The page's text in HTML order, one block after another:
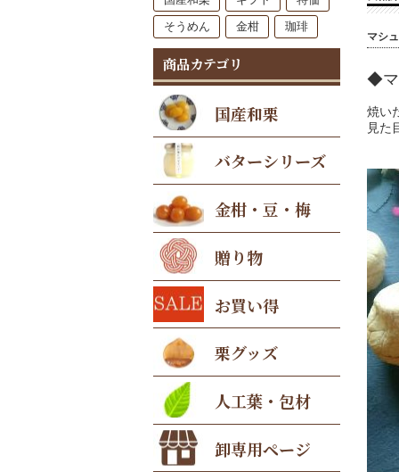
マシ
◆マ
焼い
見た
そうめん 金柑 珈琲
商品カテゴリ
国産和栗
バターシリーズ
金柑・豆・梅
贈り物
お買い得
栗グッズ
人工葉・包材
卸専用ページ